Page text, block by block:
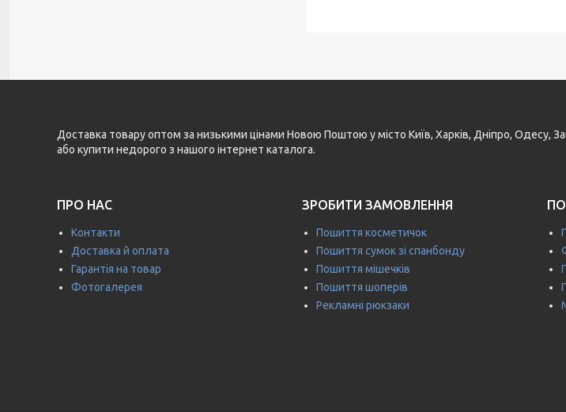
Доставка товару оптом за низькими цінами Новою Поштою у місто Київ, Харків, Дніпро, Одесу,
або купити недорого з нашого інтернет каталога.
ПРО НАС
Контакти
Доставка й оплата
Гарантія на товар
Фотогалерея
ЗРОБИТИ ЗАМОВЛЕННЯ
Пошиття косметичок
Пошиття сумок зі спанбонду
Пошиття мішечків
Пошиття шоперів
Рекламні рюкзаки